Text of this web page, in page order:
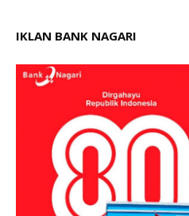
IKLAN BANK NAGARI